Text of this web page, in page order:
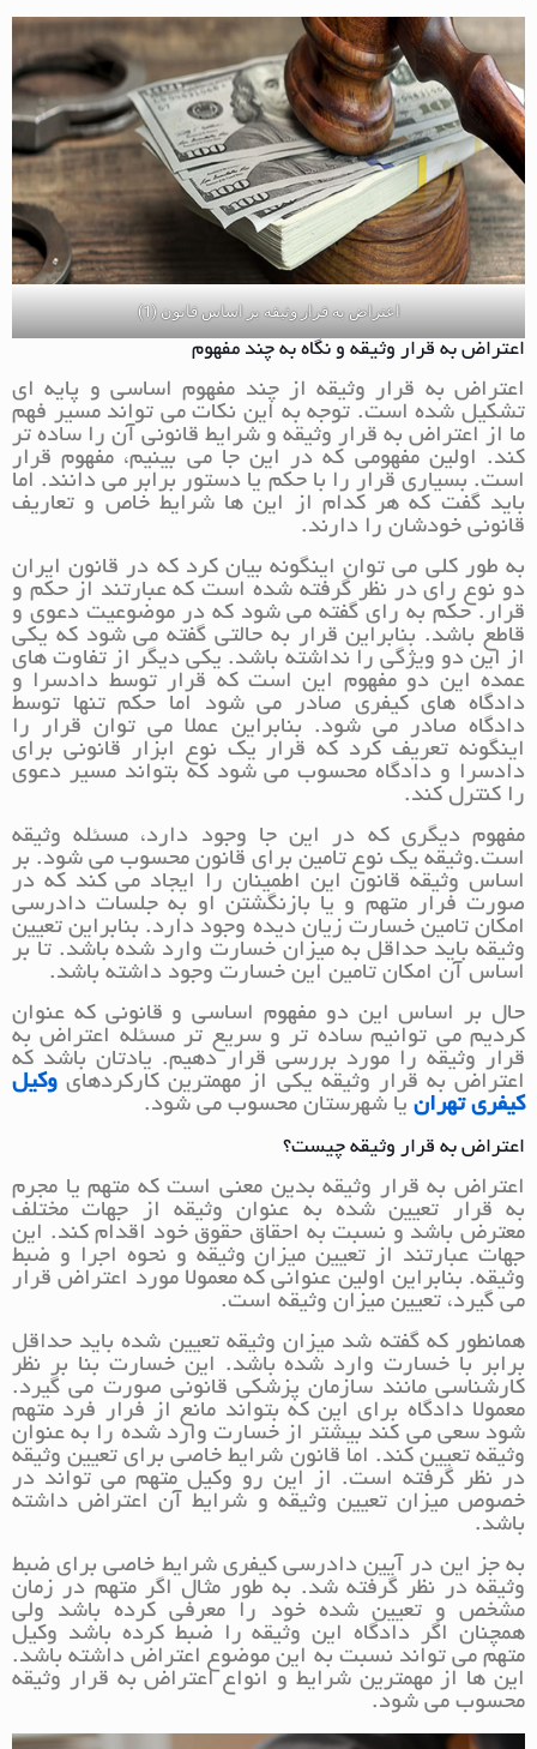
اعتراض به قرار وثیقه بر اساس قانون (1)
اعتراض به قرار وثیقه و نگاه به چند مفهوم
اعتراض به قرار وثیقه از چند مفهوم اساسی و پایه ای
تشکیل شده است. توجه به این نکات می تواند مسیر فهم
ما از اعتراض به قرار وثیقه و شرایط قانونی آن را ساده تر
کند. اولین مفهومی که در این جا می بینیم، مفهوم قرار
است. بسیاری قرار را با حکم یا دستور برابر می دانند. اما
باید گفت که هر کدام از این ها شرایط خاص و تعاریف
قانونی خودشان را دارند.
به طور کلی می توان اینگونه بیان کرد که در قانون ایران
دو نوع رای در نظر گرفته شده است که عبارتند از حکم و
قرار. حکم به رای گفته می شود که در موضوعیت دعوی و
قاطع باشد. بنابراین قرار به حالتی گفته می شود که یکی
از این دو ویژگی را نداشته باشد. یکی دیگر از تفاوت های
عمده این دو مفهوم این است که قرار توسط دادسرا و
دادگاه های کیفری صادر می شود اما حکم تنها توسط
دادگاه صادر می شود. بنابراین عملا می توان قرار را
اینگونه تعریف کرد که قرار یک نوع ابزار قانونی برای
دادسرا و دادگاه محسوب می شود که بتواند مسیر دعوی
را کنترل کند.
مفهوم دیگری که در این جا وجود دارد، مسئله وثیقه
است.وثیقه یک نوع تامین برای قانون محسوب می شود. بر
اساس وثیقه قانون این اطمینان را ایجاد می کند که در
صورت فرار متهم و یا بازنگشتن او به جلسات دادرسی
امکان تامین خسارت زیان دیده وجود دارد. بنابراین تعیین
وثیقه باید حداقل به میزان خسارت وارد شده باشد. تا بر
اساس آن امکان تامین این خسارت وجود داشته باشد.
حال بر اساس این دو مفهوم اساسی و قانونی که عنوان
کردیم می توانیم ساده تر و سریع تر مسئله اعتراض به
قرار وثیقه را مورد بررسی قرار دهیم. یادتان باشد که
اعتراض به قرار وثیقه یکی از مهمترین کارکردهای وکیل
کیفری تهران یا شهرستان محسوب می شود.
اعتراض به قرار وثیقه چیست؟
اعتراض به قرار وثیقه بدین معنی است که متهم یا مجرم
به قرار تعیین شده به عنوان وثیقه از جهات مختلف
معترض باشد و نسبت به احقاق حقوق خود اقدام کند. این
جهات عبارتند از تعیین میزان وثیقه و نحوه اجرا و ضبط
وثیقه. بنابراین اولین عنوانی که معمولا مورد اعتراض قرار
می گیرد، تعیین میزان وثیقه است.
همانطور که گفته شد میزان وثیقه تعیین شده باید حداقل
برابر با خسارت وارد شده باشد. این خسارت بنا بر نظر
کارشناسی مانند سازمان پزشکی قانونی صورت می گیرد.
معمولا دادگاه برای این که بتواند مانع از فرار فرد متهم
شود سعی می کند بیشتر از خسارت وارد شده را به عنوان
وثیقه تعیین کند. اما قانون شرایط خاصی برای تعیین وثیقه
در نظر گرفته است. از این رو وکیل متهم می تواند در
خصوص میزان تعیین وثیقه و شرایط آن اعتراض داشته
باشد.
به جز این در آیین دادرسی کیفری شرایط خاصی برای ضبط
وثیقه در نظر گرفته شد. به طور مثال اگر متهم در زمان
مشخص و تعیین شده خود را معرفی کرده باشد ولی
همچنان اگر دادگاه این وثیقه را ضبط کرده باشد وکیل
متهم می تواند نسبت به این موضوع اعتراض داشته باشد.
این ها از مهمترین شرایط و انواع اعتراض به قرار وثیقه
محسوب می شود.